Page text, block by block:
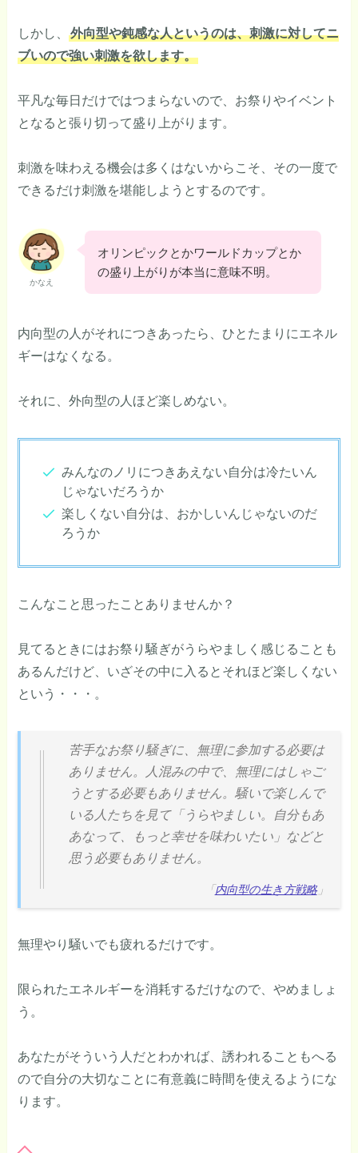
しかし、外向型や鈍感な人というのは、刺激に対してニ
ブいので強い刺激を欲します。
平凡な毎日だけではつまらないので、お祭りやイベント
となると張り切って盛り上がります。
刺激を味わえる機会は多くはないからこそ、その一度で
できるだけ刺激を堪能しようとするのです。
かなえ
オリンピックとかワールドカップとか
の盛り上がりが本当に意味不明。
内向型の人がそれにつきあったら、ひとたまりにエネル
ギーはなくなる。
それに、外向型の人ほど楽しめない。
みんなのノリにつきあえない自分は冷たいん
じゃないだろうか
楽しくない自分は、おかしいんじゃないのだ
ろうか
こんなこと思ったことありませんか？
見てるときにはお祭り騒ぎがうらやましく感じることも
あるんだけど、いざその中に入るとそれほど楽しくない
という・・・。
苦手なお祭り騒ぎに、無理に参加する必要は
ありません。人混みの中で、無理にはしゃご
うとする必要もありません。騒いで楽しんで
いる人たちを見て「うらやましい。自分もあ
あなって、もっと幸せを味わいたい」などと
思う必要もありません。
「内向型の生き方戦略」
無理やり騒いでも疲れるだけです。
限られたエネルギーを消耗するだけなので、やめましょ
う。
あなたがそういう人だとわかれば、誘われることもへる
ので自分の大切なことに有意義に時間を使えるようにな
ります。